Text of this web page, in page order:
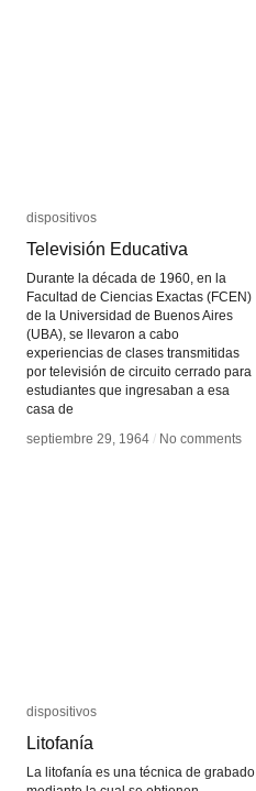
dispositivos
Televisión Educativa
Durante la década de 1960, en la
Facultad de Ciencias Exactas (FCEN)
de la Universidad de Buenos Aires
(UBA), se llevaron a cabo
experiencias de clases transmitidas
por televisión de circuito cerrado para
estudiantes que ingresaban a esa
casa de
septiembre 29, 1964 / No comments
dispositivos
Televisión Educativa
septiembre 29, 1964 / No comments
dispositivos
Litofanía
La litofanía es una técnica de grabado
dispositivos
Litofanía